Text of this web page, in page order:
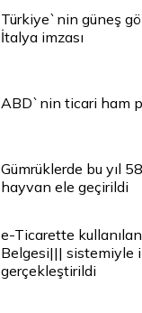
Türkiye`nin güneş
İtalya imzası
ABD`nin ticari ham
Gümrüklerde bu yıl
hayvan ele geçirildi
e-Ticarette
Belgesi||| sistemiyle
gerçekleştirildi